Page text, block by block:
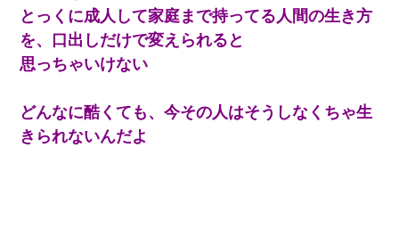
【修羅場】彼女親「カスな家柄のヤツなんかと家族になるのはご
めんだ」俺「じゃあ別れます…」→ 彼女「なんで言い返してくれ
なかったの？（泣」
とっくに成人して家庭まで持ってる人間の生き方
を、口出しだけで変えられると
思っちゃいけない
どんなに酷くても、今その人はそうしなくちゃ生
きられないんだよ